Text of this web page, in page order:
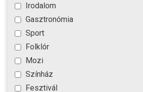
Irodalom
Gasztronómia
Sport
Folklór
Mozi
Színház
Fesztivál